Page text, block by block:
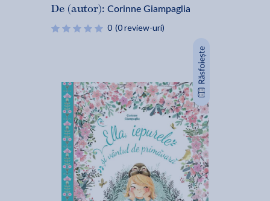
De (autor): Corinne Giampaglia
0 (0 review-uri)